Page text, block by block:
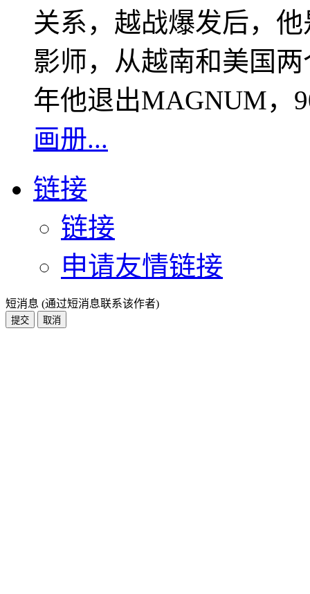
关系，越战爆发后，
影师，从越南和美国
年他退出MAGNUM，
画册...
链接
链接
申请友情链接
短消息 (通过短消息联系该作者)